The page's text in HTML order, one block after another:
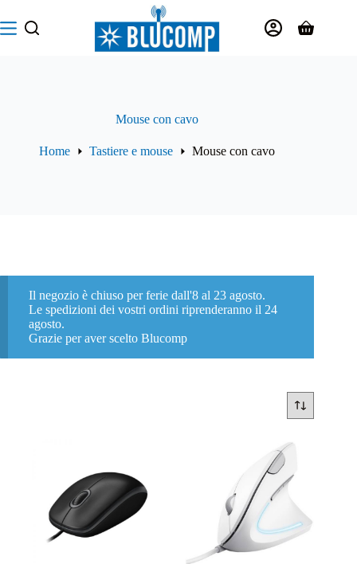
al
contenuto
Carrello
Mouse con cavo
Home Tastiere e mouse Mouse con cavo
Il negozio è chiuso per ferie dall'8 al 23 agosto.
Le spedizioni dei vostri ordini riprenderanno il 24
agosto.
Grazie per aver scelto Blucomp